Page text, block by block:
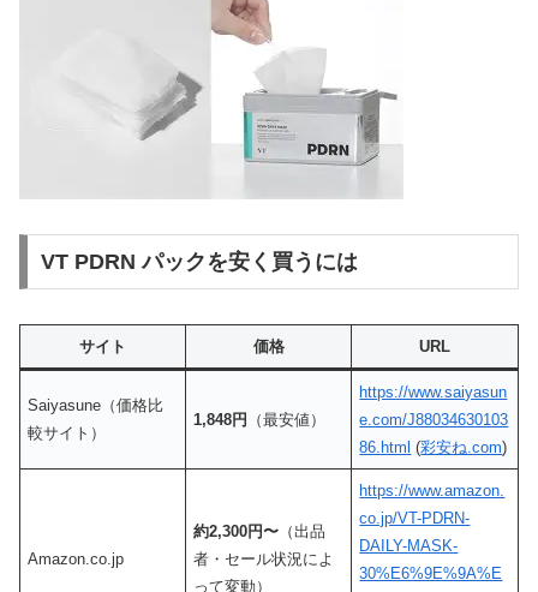
VT PDRN パックを安く買うには
サイト 価格 URL
Saiyasune（価格比
較サイト）
1,848円 （最安値）
https://www.saiyasun
e.com/J88034630103
86.html (彩安ね.com)
Amazon.co.jp
約2,300円〜 （出品
者・セール状況によ
って変動）
https://www.amazon.
co.jp/VT-PDRN-
DAILY-MASK-
30%E6%9E%9A%E